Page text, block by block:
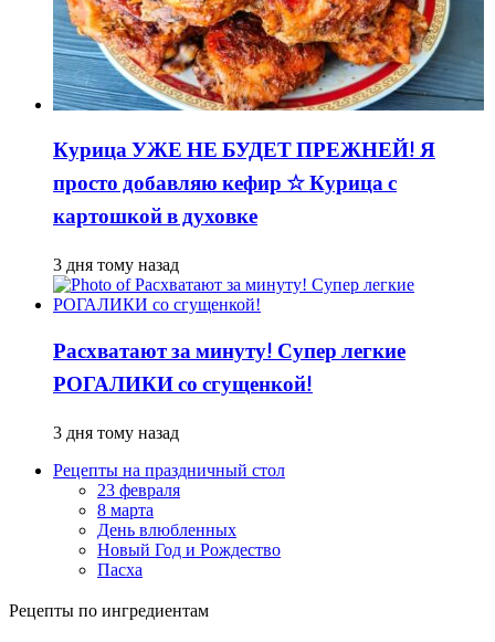
Курица УЖЕ НЕ БУДЕТ ПРЕЖНЕЙ! Я
просто добавляю кефир ☆ Курица с
картошкой в духовке
3 дня тому назад
Расхватают за минуту! Супер легкие
РОГАЛИКИ со сгущенкой!
3 дня тому назад
Рецепты на праздничный стол
23 февраля
8 марта
День влюбленных
Новый Год и Рождество
Пасха
Рецепты по ингредиентам